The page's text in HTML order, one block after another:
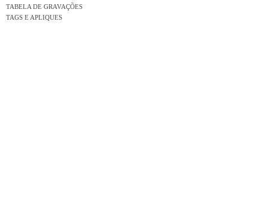
TABELA DE GRAVAÇÕES
TAGS E APLIQUES